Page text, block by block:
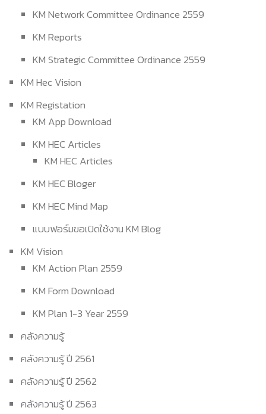
KM Network Committee Ordinance 2559
KM Reports
KM Strategic Committee Ordinance 2559
KM Hec Vision
KM Registation
KM App Download
KM HEC Articles
KM HEC Articles
KM HEC Bloger
KM HEC Mind Map
แบบฟอร์มขอเปิดใช้งาน KM Blog
KM Vision
KM Action Plan 2559
KM Form Download
KM Plan 1-3 Year 2559
คลังความรู้
คลังความรู้ ปี 2561
คลังความรู้ ปี 2562
คลังความรู้ ปี 2563